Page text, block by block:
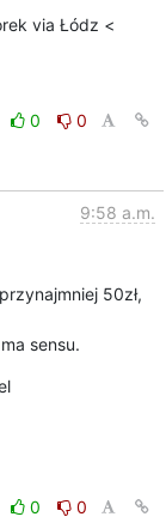
via Łódz <
0
0
9:58 a.m.
50zł,
sensu.
niedz., 7 mar 2021 o 01:10 Kacper Szmigiel
0
0